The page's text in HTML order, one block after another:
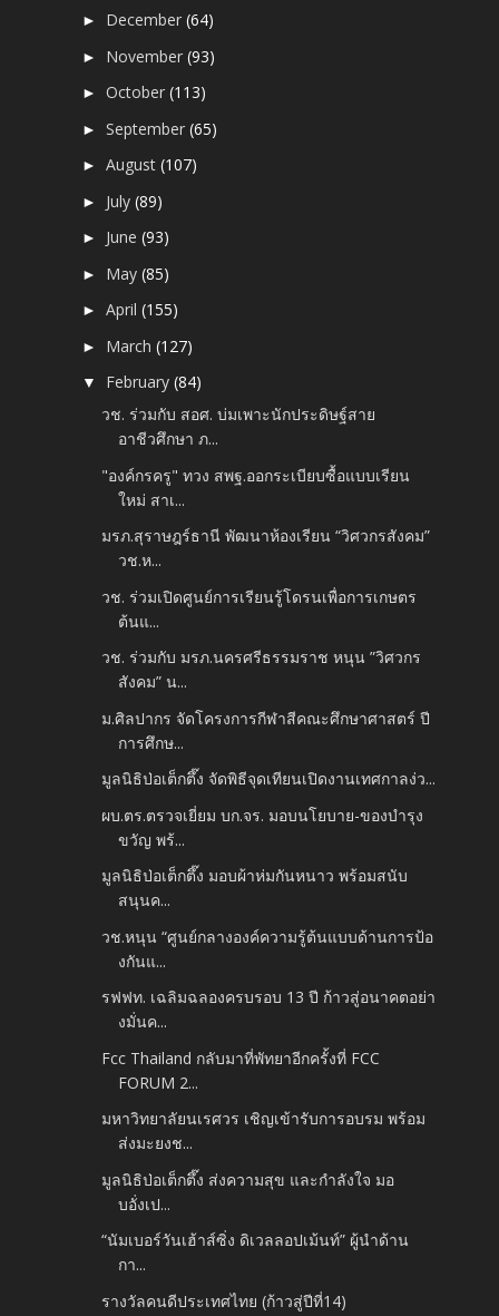
► December(64)
► November(93)
►October(113)
►September(65)
►August(107)
► July(89)
► June(93)
► May(85)
►April(155)
► March(127)
▼ February(84)
วช. ร่วมกับ สอศ. บ่มเพาะนักประดิษฐ์สาย
อาชีวศึกษา ภ...
"องค์กรครู" ทวง สพฐ.ออกระเบียบซื้อแบบเรียน
ใหม่ สาเ...
มรภ.สุราษฎร์ธานี พัฒนาห้องเรียน “วิศวกรสังคม”
วช.ห...
วช. ร่วมเปิดศูนย์การเรียนรู้โดรนเพื่อการเกษตร
ต้นแ...
วช. ร่วมกับ มรภ.นครศรีธรรมราช หนุน ”วิศวกร
สังคม” น...
ม.ศิลปากร จัดโครงการกีฬาสีคณะศึกษาศาสตร์ ปี
การศึกษ...
มูลนิธิป่อเต็กตึ๊ง จัดพิธีจุดเทียนเปิดงานเทศกาลง่ว...
ผบ.ตร.ตรวจเยี่ยม บก.จร. มอบนโยบาย-ของบำรุง
ขวัญ พร้...
มูลนิธิป่อเต็กตึ๊ง มอบผ้าห่มกันหนาว พร้อมสนับ
สนุนค...
วช.หนุน “ศูนย์กลางองค์ความรู้ต้นแบบด้านการป้อ
งกันแ...
รฟฟท. เฉลิมฉลองครบรอบ 13 ปี ก้าวสู่อนาคตอย่า
งมั่นค...
Fcc Thailand กลับมาที่พัทยาอีกครั้งที่ FCC
FORUM 2...
มหาวิทยาลัยนเรศวร เชิญเข้ารับการอบรม พร้อม
ส่งมะยงช...
มูลนิธิป่อเต็กตึ๊ง ส่งความสุข และกำลังใจ มอ
บอั่งเป...
“นัมเบอร์วันเฮ้าส์ซิ่ง ดิเวลลอปเม้นท์” ผู้นำด้าน
กา...
รางวัลคนดีประเทศไทย (ก้าวสู่ปีที่14)